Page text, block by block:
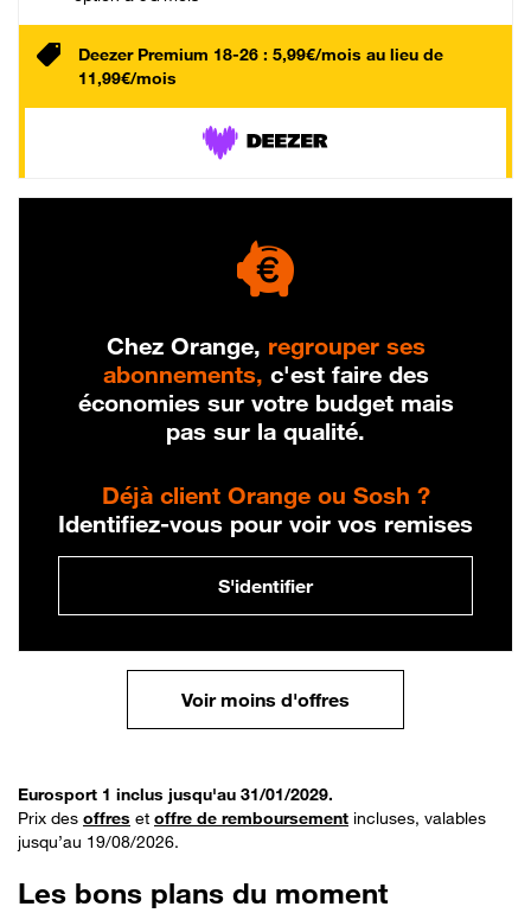
Deezer Premium 18-26 : 5,99€/mois au lieu de
11,99€/mois
Chez Orange, regrouper ses
abonnements, c'est faire des
économies sur votre budget mais
pas sur la qualité.
Déjà client Orange ou Sosh ?
Identifiez-vous pour voir vos remises
S'identifier
Voir moins d'offres
Eurosport 1 inclus jusqu'au 31/01/2029.
Prix des offres et offre de remboursement incluses, valables
jusqu’au 19/08/2026.
Les bons plans du moment